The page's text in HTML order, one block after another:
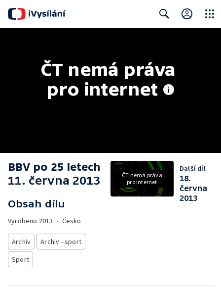
ČT nemá práva
pro internet
BBV po 25 letech
11. června 2013
Obsah dílu
Vyrobeno 2013 • Česko
Archiv
Archiv - sport
Sport
ČT nemá práva
pro internet
Další díl
18.
června
2013